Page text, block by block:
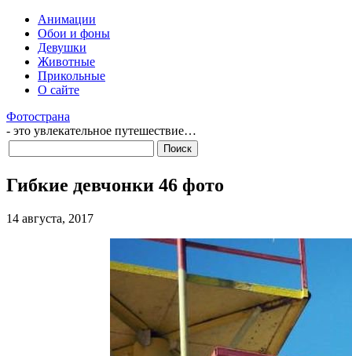
Анимации
Обои и фоны
Девушки
Животные
Прикольные
О сайте
Фотострана
- это увлекательное путешествие…
Гибкие девчонки 46 фото
14 августа, 2017